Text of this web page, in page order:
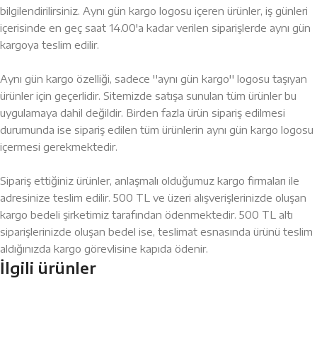
bilgilendirilirsiniz. Aynı gün kargo logosu içeren ürünler, iş günleri
içerisinde en geç saat 14.00'a kadar verilen siparişlerde aynı gün
kargoya teslim edilir.
Aynı gün kargo özelliği, sadece ''aynı gün kargo'' logosu taşıyan
ürünler için geçerlidir. Sitemizde satışa sunulan tüm ürünler bu
uygulamaya dahil değildir. Birden fazla ürün sipariş edilmesi
durumunda ise sipariş edilen tüm ürünlerin aynı gün kargo logosu
içermesi gerekmektedir.
Sipariş ettiğiniz ürünler, anlaşmalı olduğumuz kargo firmaları ile
adresinize teslim edilir. 500 TL ve üzeri alışverişlerinizde oluşan
kargo bedeli şirketimiz tarafından ödenmektedir. 500 TL altı
siparişlerinizde oluşan bedel ise, teslimat esnasında ürünü teslim
aldığınızda kargo görevlisine kapıda ödenir.
İlgili ürünler